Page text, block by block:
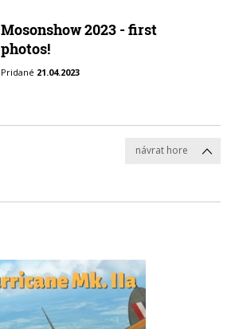
Mosonshow 2023 - first
photos!
Pridané 21.04.2023
návrat hore